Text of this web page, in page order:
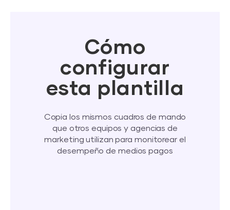
Cómo
configurar
esta plantilla
Copia los mismos cuadros de mando
que otros equipos y agencias de
marketing utilizan para monitorear el
desempeño de medios pagos